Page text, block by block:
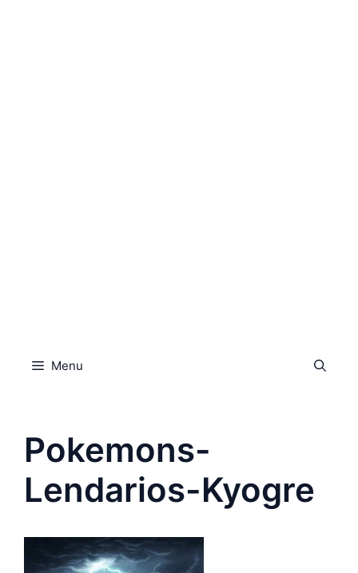
Menu
Pokemons-
Lendarios-Kyogre